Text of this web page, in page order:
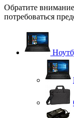
Обратите
потребоваться